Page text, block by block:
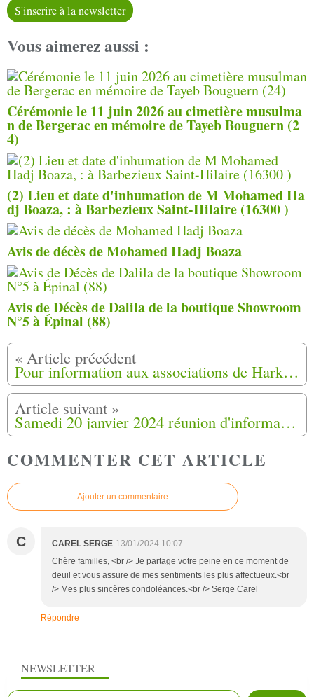
S'inscrire à la newsletter
Vous aimerez aussi :
Cérémonie le 11 juin 2026 au cimetière musulma
n de Bergerac en mémoire de Tayeb Bouguern (2
4)
(2) Lieu et date d'inhu­ma­tion de M Mohamed Ha
dj Boaza, : à Barbezieux Saint-Hilaire (16300 )
Avis de décès de Mohamed Hadj Boaza
Avis de Décès de Dalila de la boutique Showroom
N°5 à Épinal (88)
Pour information aux associations de Harkis...
Samedi 20 janvier 2024 réunion d'information à Buchelay (78)
COMMENTER CET ARTICLE
Ajouter un commentaire
C CAREL SERGE 13/01/2024 10:07
Chère familles, <br /> Je partage votre peine en ce moment de
deuil et vous assure de mes sentiments les plus affectueux.<br
/> Mes plus sincères condoléances.<br /> Serge Carel
Répondre
NEWSLETTER